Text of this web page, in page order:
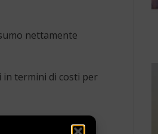
nettamente
in termini di costi per